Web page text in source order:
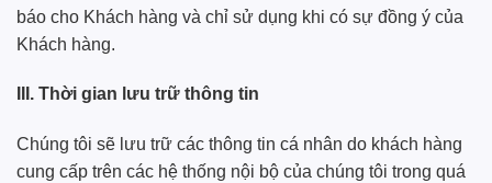
báo cho Khách hàng và chỉ sử dụng khi có sự đồng ý của
Khách hàng.
III. Thời gian lưu trữ thông tin
Chúng tôi sẽ lưu trữ các thông tin cá nhân do khách hàng
cung cấp trên các hệ thống nội bộ của chúng tôi trong quá